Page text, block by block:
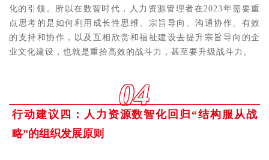
化的引领。所以在数智时代，人力资源管理者在2023年需要重
点思考的是如何利用成长性思维、宗旨导向、沟通协作、有效
的支持和协作，以及互相欣赏和福祉建设去提升宗旨导向的企
业文化建设，也就是重拾高效的战斗力，甚至要升级战斗力。
04
行动建议四：人力资源数智化回归“结构服从战
略”的组织发展原则